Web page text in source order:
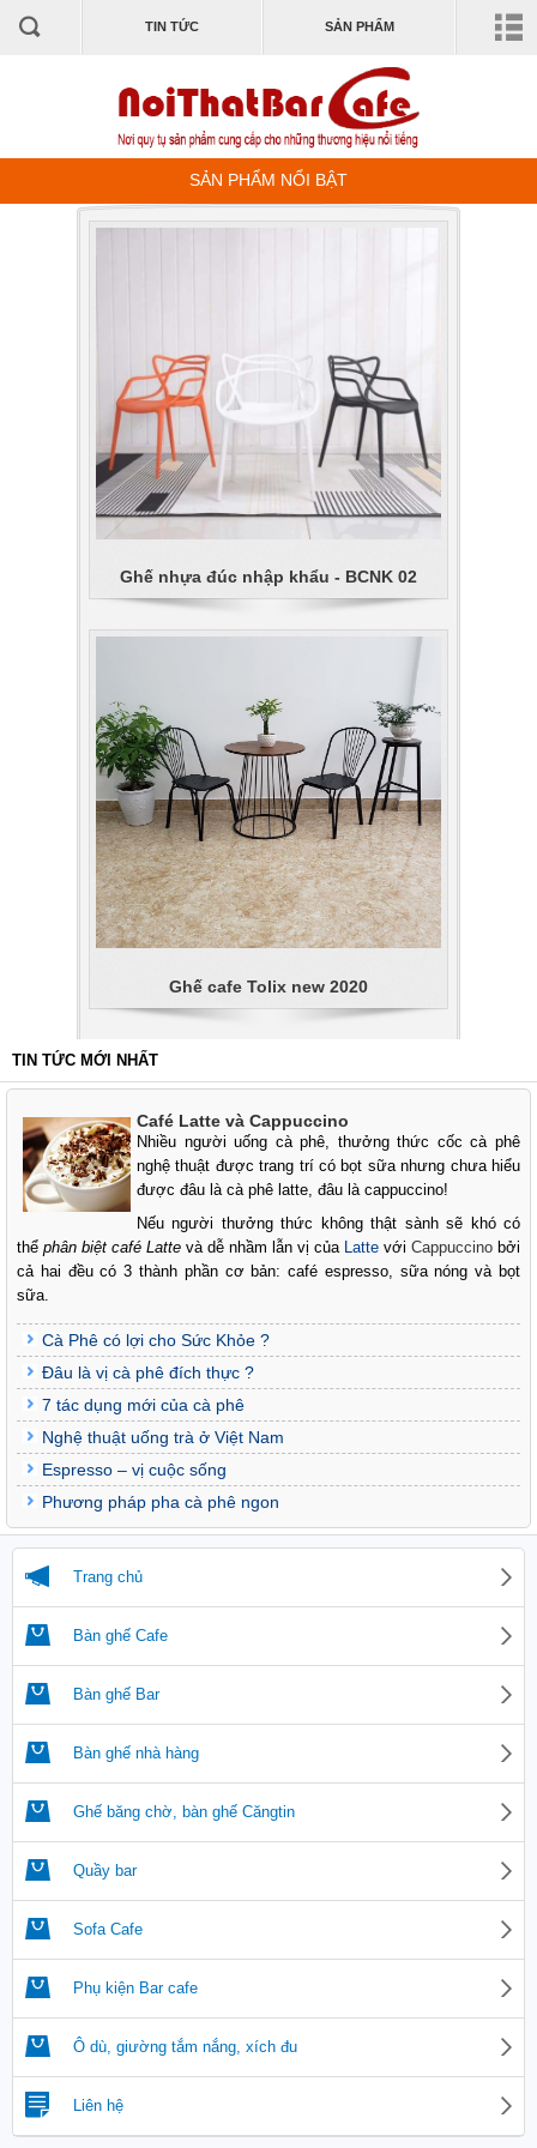
TIN TỨC SẢN PHẨM
SẢN PHẨM NỔI BẬT
Ghế nhựa đúc nhập khẩu - BCNK 02
Ghế cafe Tolix new 2020
TIN TỨC MỚI NHẤT
Café Latte và Cappuccino
Nhiều người uống cà phê, thưởng thức cốc cà phê
nghệ thuật được trang trí có bọt sữa nhưng chưa hiểu
được đâu là cà phê latte, đâu là cappuccino!
Nếu người thưởng thức không thật sành sẽ khó có
thể phân biệt café Latte và dễ nhầm lẫn vị của Latte với Cappuccino bởi
cả hai đều có 3 thành phần cơ bản: café espresso, sữa nóng và bọt
sữa.
Cà Phê có lợi cho Sức Khỏe ?
Đâu là vị cà phê đích thực ?
7 tác dụng mới của cà phê
Nghệ thuật uống trà ở Việt Nam
Espresso – vị cuộc sống
Phương pháp pha cà phê ngon
Trang chủ
Bàn ghế Cafe
Bàn ghế Bar
Bàn ghế nhà hàng
Ghế băng chờ, bàn ghế Căngtin
Quầy bar
Sofa Cafe
Phụ kiện Bar cafe
Ô dù, giường tắm nắng, xích đu
Liên hệ